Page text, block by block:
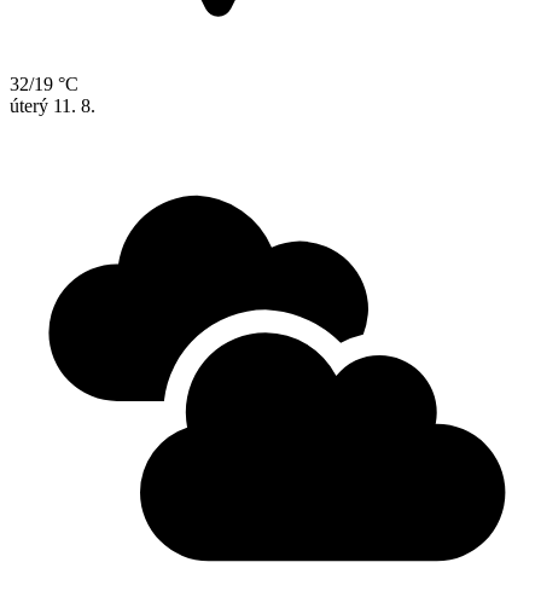
32/19 °C
úterý 11. 8.